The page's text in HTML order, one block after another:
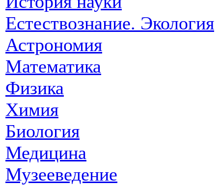
Естествознание. Экология
Астрономия
Математика
Физика
Химия
Биология
Медицина
Музееведение